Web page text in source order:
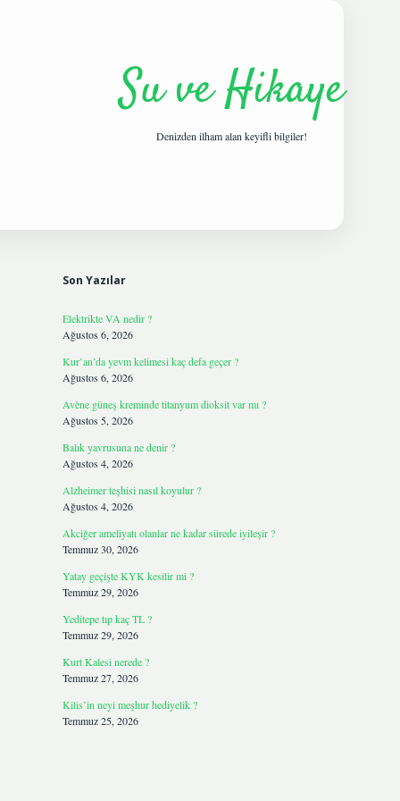
Su ve Hikaye
Denizden ilham alan keyifli bilgiler!
Son Yazılar
Elektrikte VA nedir ?
Ağustos 6, 2026
Kur’an’da yevm kelimesi kaç defa geçer ?
Ağustos 6, 2026
Avène güneş kreminde titanyum dioksit var mı ?
Ağustos 5, 2026
Balık yavrusuna ne denir ?
Ağustos 4, 2026
Alzheimer teşhisi nasıl koyulur ?
Ağustos 4, 2026
Akciğer ameliyatı olanlar ne kadar sürede iyileşir ?
Temmuz 30, 2026
Yatay geçişte KYK kesilir mi ?
Temmuz 29, 2026
Yeditepe tıp kaç TL ?
Temmuz 29, 2026
Kurt Kalesi nerede ?
Temmuz 27, 2026
Kilis’in neyi meşhur hediyelik ?
Temmuz 25, 2026